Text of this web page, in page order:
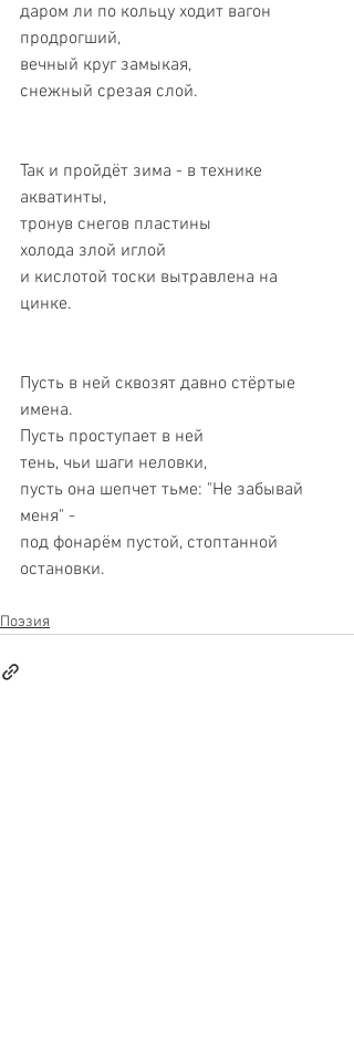
даром ли по кольцу ходит вагон
продрогший,
вечный круг замыкая,
снежный срезая слой.
Так и пройдёт зима - в технике
акватинты,
тронув снегов пластины
холода злой иглой
и кислотой тоски вытравлена на
цинке.
Пусть в ней сквозят давно стёртые
имена.
Пусть проступает в ней
тень, чьи шаги неловки,
пусть она шепчет тьме: "Не забывай
меня" -
под фонарём пустой, стоптанной
остановки.
Поэзия